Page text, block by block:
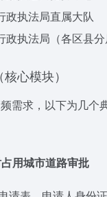
政执法局直属大队
执法局（各区县分
心模块）
需求，以下为几个
用城市道路审批